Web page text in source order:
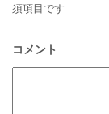
須項目です
コメント